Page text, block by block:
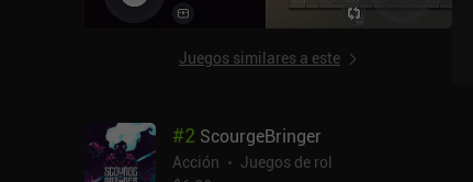
Juegos similares a este
#2 ScourgeBringer
Acción
Juegos de rol